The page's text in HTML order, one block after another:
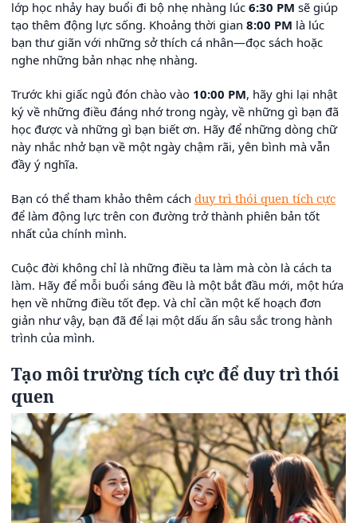
lớp học nhảy hay buổi đi bộ nhẹ nhàng lúc 6:30 PM sẽ giúp
tạo thêm động lực sống. Khoảng thời gian 8:00 PM là lúc
bạn thư giãn với những sở thích cá nhân—đọc sách hoặc
nghe những bản nhạc nhẹ nhàng.
Trước khi giấc ngủ đón chào vào 10:00 PM, hãy ghi lại nhật
ký về những điều đáng nhớ trong ngày, về những gì bạn đã
học được và những gì bạn biết ơn. Hãy để những dòng chữ
này nhắc nhở bạn về một ngày chậm rãi, yên bình mà vẫn
đầy ý nghĩa.
Bạn có thể tham khảo thêm cách duy trì thói quen tích cực
để làm động lực trên con đường trở thành phiên bản tốt
nhất của chính mình.
Cuộc đời không chỉ là những điều ta làm mà còn là cách ta
làm. Hãy để mỗi buổi sáng đều là một bắt đầu mới, một hứa
hẹn về những điều tốt đẹp. Và chỉ cần một kế hoạch đơn
giản như vậy, bạn đã để lại một dấu ấn sâu sắc trong hành
trình của mình.
Tạo môi trường tích cực để duy trì thói
quen